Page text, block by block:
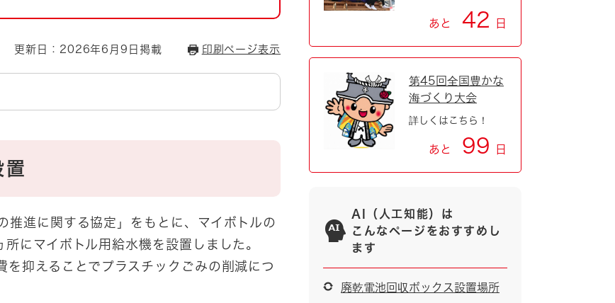
ン
更新日：2026年6月9日掲載 印刷ページ表示
置
推進に関する協定」をもとに、マイボトルの
にマイボトル用給水機を設置しました。
を抑えることでプラスチックごみの削減につ
あと 42 日
第45回全国豊かな
海づくり大会
詳しくはこちら！
あと 99 日
AI（人工知能）は
こんなページをおすすめし
ます
廃乾電池回収ボックス設置場所